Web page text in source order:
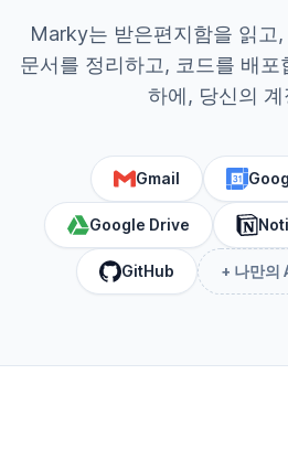
Marky는 받은편지함을 읽고
문서를 정리하고, 코드를 배
하에, 당신의 계
Gmail
Google Drive
GitHub + 나만의